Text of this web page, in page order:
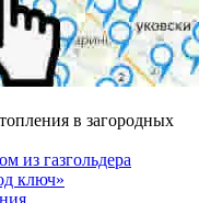
в загородных
из газгольдера
ключ»